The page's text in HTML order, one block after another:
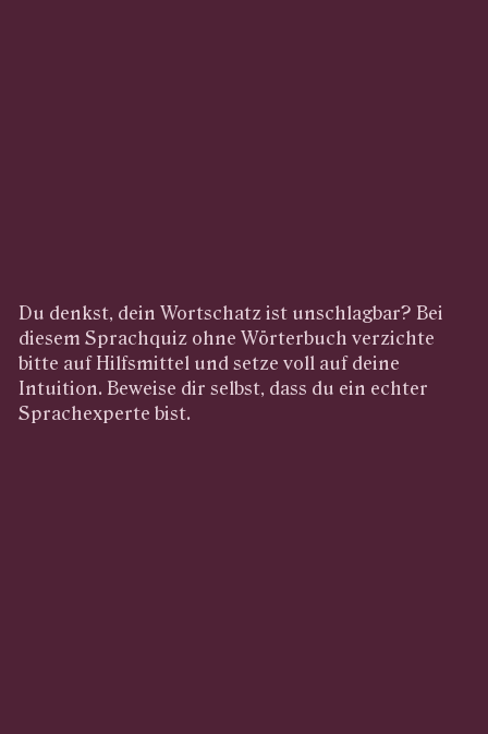
Du denkst, dein Wortschatz ist unschlagbar? Bei
diesem Sprachquiz ohne Wörterbuch verzichte
bitte auf Hilfsmittel und setze voll auf deine
Intuition. Beweise dir selbst, dass du ein echter
Sprachexperte bist.